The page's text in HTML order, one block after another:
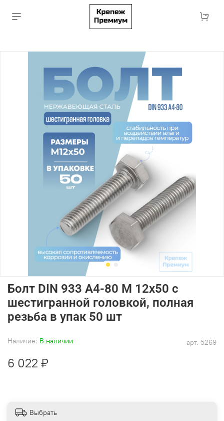
арт. 5269
Наличие: В наличии
Болт DIN 933 А4-80 M 12х50 с
шестигранной головкой, полная
резьба в упак 50 шт
6 022 ₽
Выбрать